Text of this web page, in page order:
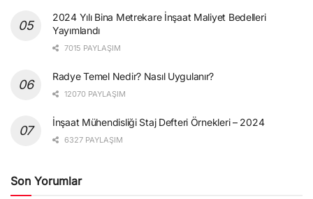
2024 Yılı Bina Metrekare İnşaat Maliyet Bedelleri
Yayımlandı
7015 PAYLAŞIM
Radye Temel Nedir? Nasıl Uygulanır?
12070 PAYLAŞIM
İnşaat Mühendisliği Staj Defteri Örnekleri – 2024
6327 PAYLAŞIM
Son Yorumlar